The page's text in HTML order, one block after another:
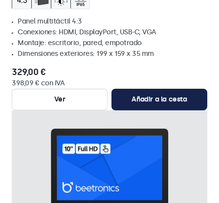
Panel multitáctil 4:3
Conexiones: HDMI, DisplayPort, USB-C, VGA
Montaje: escritorio, pared, empotrado
Dimensiones exteriores: 199 x 159 x 35 mm
329,00 €
398,09 € con IVA
Ver
Añadir a la cesta